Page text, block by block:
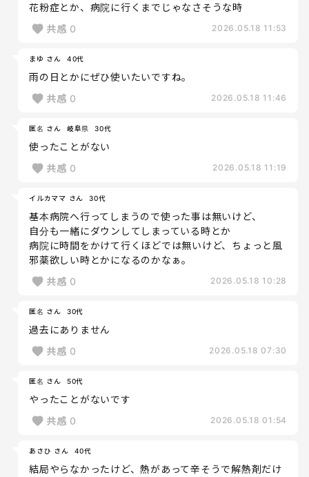
花粉症とか、病院に行くまでじゃなさそうな時
共感 0 2026.05.18 11:53
まゆ さん 40代
雨の日とかにぜひ使いたいですね。
共感 0 2026.05.18 11:46
匿名 さん 岐阜県 30代
使ったことがない
共感 0 2026.05.18 11:19
イルカママ さん 30代
基本病院へ行ってしまうので使った事は無いけど、
自分も一緒にダウンしてしまっている時とか
病院に時間をかけて行くほどでは無いけど、ちょっと風
邪薬欲しい時とかになるのかなぁ。
共感 0 2026.05.18 10:28
匿名 さん 30代
過去にありません
共感 0 2026.05.18 07:30
匿名 さん 50代
やったことがないです
共感 0 2026.05.18 01:54
あさひ さん 40代
結局やらなかったけど、熱があって辛そうで解熱剤だけ